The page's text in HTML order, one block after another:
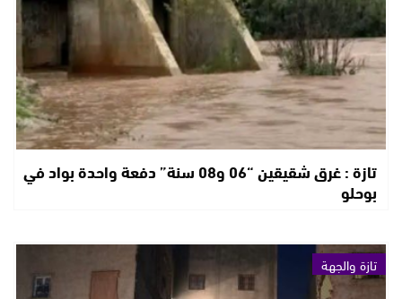
تازة : غرق شقيقين “06 و08 سنة” دفعة واحدة بواد في
بوحلو
تازة والجهة